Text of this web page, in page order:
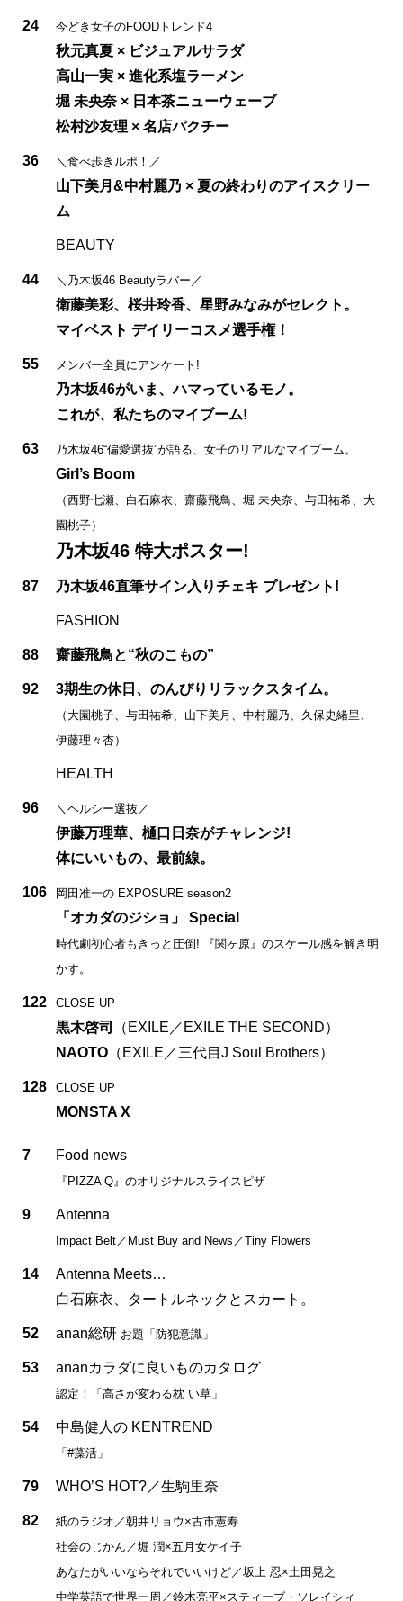
24 今どき女子のFOODトレンド4
秋元真夏 × ビジュアルサラダ
高山一実 × 進化系塩ラーメン
堀 未央奈 × 日本茶ニューウェーブ
松村沙友理 × 名店パクチー
36 ＼食べ歩きルポ！／
山下美月&中村麗乃 × 夏の終わりのアイスクリー
ム
BEAUTY
44 ＼乃木坂46 Beautyラバー／
衛藤美彩、桜井玲香、星野みなみがセレクト。
マイベスト デイリーコスメ選手権！
55 メンバー全員にアンケート!
乃木坂46がいま、ハマっているモノ。
これが、私たちのマイブーム!
63 乃木坂46“偏愛選抜”が語る、女子のリアルなマイブーム。
Girl’s Boom
（西野七瀬、白石麻衣、齋藤飛鳥、堀 未央奈、与田祐希、大
園桃子）
乃木坂46 特大ポスター!
87 乃木坂46直筆サイン入りチェキ プレゼント!
FASHION
88 齋藤飛鳥と“秋のこもの”
92 3期生の休日、のんびりリラックスタイム。
（大園桃子、与田祐希、山下美月、中村麗乃、久保史緒里、
伊藤理々杏）
HEALTH
96 ＼ヘルシー選抜／
伊藤万理華、樋口日奈がチャレンジ!
体にいいもの、最前線。
106 岡田准一の EXPOSURE season2
「オカダのジショ」 Special
時代劇初心者もきっと圧倒! 『関ヶ原』のスケール感を解き明
かす。
122 CLOSE UP
黒木啓司
（EXILE／EXILE THE SECOND）
NAOTO （EXILE／三代目J Soul Brothers）
128 CLOSE UP
MONSTA X
7 Food news
『PIZZA Q』のオリジナルスライスピザ
9 Antenna
Impact Belt／Must Buy and News／Tiny Flowers
14
Antenna Meets…
白石麻衣、タートルネックとスカート。
52 anan総研 お題「防犯意識」
53 ananカラダに良いものカタログ
認定！「高さが変わる枕 い草」
54 中島健人の KENTREND
「#藻活」
79 WHO’S HOT?／生駒里奈
82
紙のラジオ／朝井リョウ×古市憲寿
社会のじかん／堀 潤×五月女ケイ子
あなたがいいならそれでいいけど／坂上 忍×土田晃之
中学英語で世界一周／鈴木亮平×スティーブ・ソレイシィ